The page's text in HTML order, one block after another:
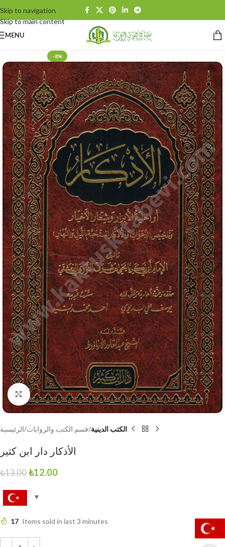
Skip to navigation
Skip to main content
MENU
-8%
Click to enlarge
الرئيسية قسم الكتب والروايات الكتب الدينية
الأذكار دار ابن كثير
₺13.00 ₺12.00
17 Items sold in last 3 minutes